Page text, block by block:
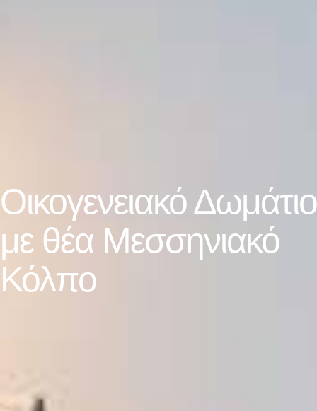
Οικογενειακό Δωμάτιο
με θέα Μεσσηνιακό
Κόλπο